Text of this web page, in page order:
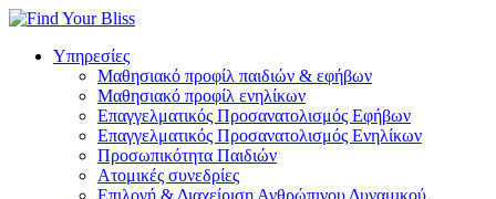
Υπηρεσίες
Μαθησιακό προφίλ παιδιών & εφήβων
Μαθησιακό προφίλ ενηλίκων
Επαγγελματικός Προσανατολισμός Εφήβων
Επαγγελματικός Προσανατολισμός Ενηλίκων
Προσωπικότητα Παιδιών
Ατομικές συνεδρίες
Επιλογή & Διαχείριση Ανθρώπινου Δυναμικού